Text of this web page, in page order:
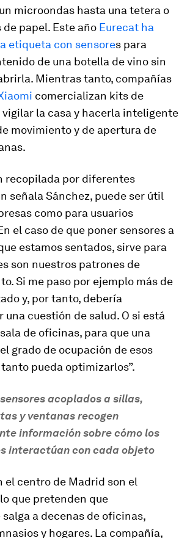
microondas hasta una tetera o
papel. Este año Eurecat ha
etiqueta con sensores para
de una botella de vino sin
Mientras tanto, compañías
comercializan kits de
la casa y hacerla inteligente
movimiento y de apertura de
recopilada por diferentes
señala Sánchez, puede ser útil
como para usuarios
el caso de que poner sensores a
estamos sentados, sirve para
son nuestros patrones de
Si me paso por ejemplo más de
y, por tanto, debería
una cuestión de salud. O si está
de oficinas, para que una
grado de ocupación de esos
pueda optimizarlos”.
acoplados a sillas,
y ventanas recogen
información sobre cómo los
interactúan con cada objeto
el centro de Madrid son el
que pretenden que
a decenas de oficinas,
y hogares. La compañía,